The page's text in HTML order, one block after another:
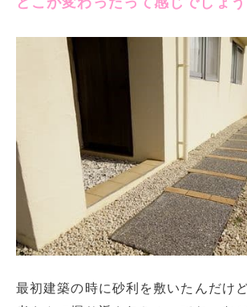
最初建築の時に砂利を敷いたんだけ